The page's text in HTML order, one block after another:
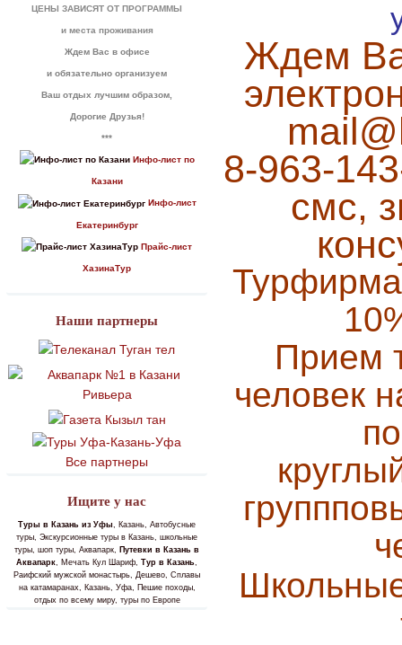
ЦЕНЫ ЗАВИСЯТ ОТ ПРОГРАММЫ
и места проживания
Ждем Вас в офисе
и обязательно организуем
Ваш отдых лучшим образом,
Дорогие Друзья!
***
Инфо-лист по
Казани
Инфо-лист
Екатеринбург
Прайс-лист
ХазинаТур
Наши партнеры
Все партнеры
Ищите у нас
Туры в Казань из Уфы, Казань, Автобусные
туры, Экскурсионные туры в Казань, школьные
туры, шоп туры, Аквапарк, Путевки в Казань в
Аквапарк, Мечать Кул Шариф, Тур в Казань,
Раифский мужской монастырь, Дешево, Сплавы
на катамаранах, Казань, Уфа, Пешие походы,
отдых по всему миру, туры по Европе
Ждем
8-963-
смс,
Прием
человек